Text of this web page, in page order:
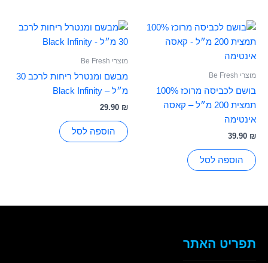
מוצרי Be Fresh
בושם לכביסה מרוכז 100%
תמצית 200 מ״ל – קאסה
אינטימה
39.90 ₪
הוספה לסל
מוצרי Be Fresh
מבשם ומנטרל ריחות לרכב 30
מ״ל – Black Infinity
29.90 ₪
הוספה לסל
תפריט האתר